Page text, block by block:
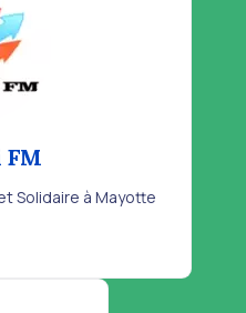
FM
Solidaire à Mayotte